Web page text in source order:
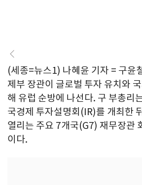
(세종=뉴스1) 나혜윤 기자 = 구윤
제부 장관이 글로벌 투자 유치와
해 유럽 순방에 나선다. 구 부총리
국경제 투자설명회(IR)를 개최한
열리는 주요 7개국(G7) 재무장관
이다.